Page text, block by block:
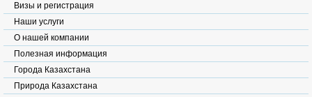
Визы и регистрация
Наши услуги
О нашей компании
Полезная информация
Города Казахстана
Природа Казахстана